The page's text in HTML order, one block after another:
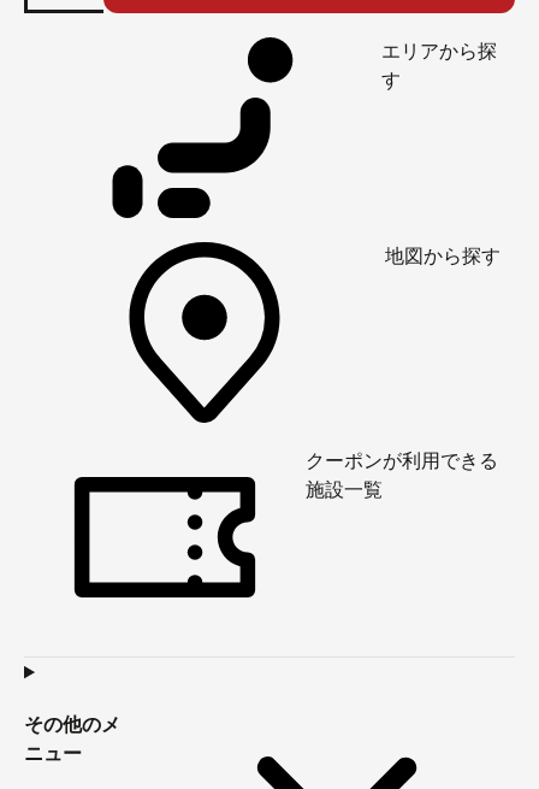
エリアから探
す
地図から探す
クーポンが利用できる
施設一覧
その他のメ
ニュー